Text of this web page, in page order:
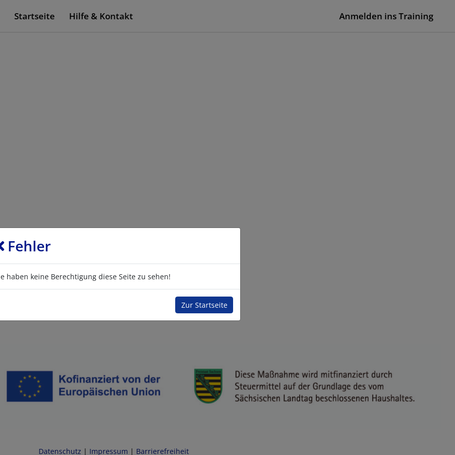
Startseite Hilfe & Kontakt Anmelden ins Training
Fehler
haben keine Berechtigung diese Seite zu sehen!
Zur Startseite
Datenschutz | Impressum | Barrierefreiheit